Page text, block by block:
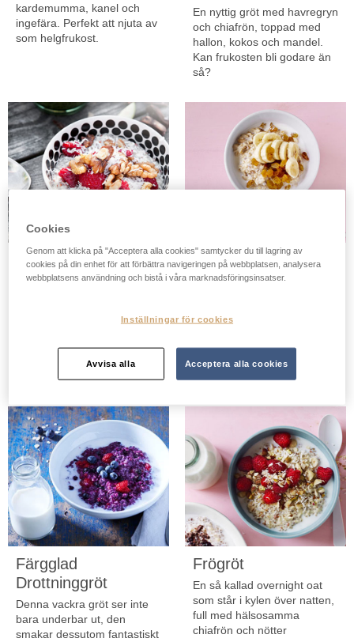
kardemumma, kanel och
ingefära. Perfekt att njuta av
som helgfrukost.
En nyttig gröt med havregryn
och chiafrön, toppad med
hallon, kokos och mandel.
Kan frukosten bli godare än
så?
Chiapudding med
Vanilj & Apelsin
smaka av apelsin, full av
både mätt och belåten.
Strössla gärna över nötter
och kokos för extra smak!
Havregrynsgröt med
banan
gröten för att få en god
på morgonen. Vi lovar att du
kommer stå dig fram till
Färgglad
Drottninggröt
Denna vackra gröt ser inte
bara underbar ut, den
smakar dessutom fantastiskt
Frögröt
En så kallad overnight oat
som står i kylen över natten,
full med hälsosamma
chiafrön och nötter
Cookies
Genom att klicka på "Acceptera alla cookies" samtycker du till lagring av
cookies på din enhet för att förbättra navigeringen på webbplatsen, analysera
webbplatsens användning och bistå i våra marknadsföringsinsatser.
Inställningar för cookies
Avvisa alla Acceptera alla cookies